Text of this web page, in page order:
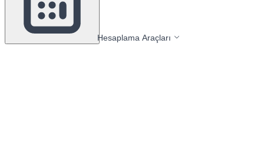
Hesaplama Araçları